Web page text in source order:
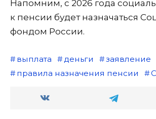
Напомним, с 2026 года
к пенсии будет назначаться
фондом России.
выплата деньги заявление
правила назначения пенсии